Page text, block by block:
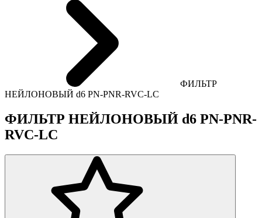
ФИЛЬТР
НЕЙЛОНОВЫЙ d6 PN-PNR-RVC-LC
ФИЛЬТР НЕЙЛОНОВЫЙ d6 PN-PNR-
RVC-LC